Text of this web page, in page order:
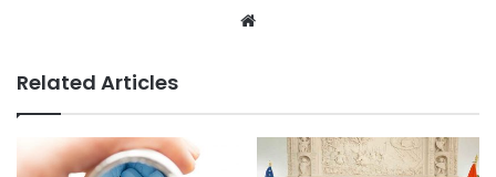
Website
Related Articles